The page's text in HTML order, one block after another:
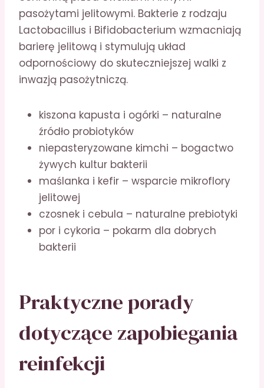
pasożytami jelitowymi. Bakterie z rodzaju
Lactobacillus i Bifidobacterium wzmacniają
barierę jelitową i stymulują układ
odpornościowy do skuteczniejszej walki z
inwazją pasożytniczą.
kiszona kapusta i ogórki – naturalne
źródło probiotyków
niepasteryzowane kimchi – bogactwo
żywych kultur bakterii
maślanka i kefir – wsparcie mikroflory
jelitowej
czosnek i cebula – naturalne prebiotyki
por i cykoria – pokarm dla dobrych
bakterii
Praktyczne porady
dotyczące zapobiegania
reinfekcji